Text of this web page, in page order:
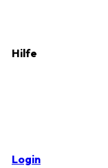
Hilfe
Login